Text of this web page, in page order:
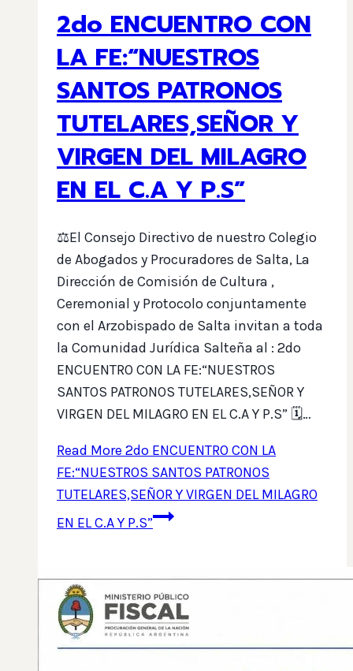
2do ENCUENTRO CON
LA FE:“NUESTROS
SANTOS PATRONOS
TUTELARES,SEÑOR Y
VIRGEN DEL MILAGRO
EN EL C.A Y P.S”
⚖️El Consejo Directivo de nuestro Colegio
de Abogados y Procuradores de Salta, La
Dirección de Comisión de Cultura ,
Ceremonial y Protocolo conjuntamente
con el Arzobispado de Salta invitan a toda
la Comunidad Jurídica Salteña al : 2do
ENCUENTRO CON LA FE:“NUESTROS
SANTOS PATRONOS TUTELARES,SEÑOR Y
VIRGEN DEL MILAGRO EN EL C.A Y P.S” 🗓️…
Read More 2do ENCUENTRO CON LA
FE:“NUESTROS SANTOS PATRONOS
TUTELARES,SEÑOR Y VIRGEN DEL MILAGRO
EN EL C.A Y P.S”